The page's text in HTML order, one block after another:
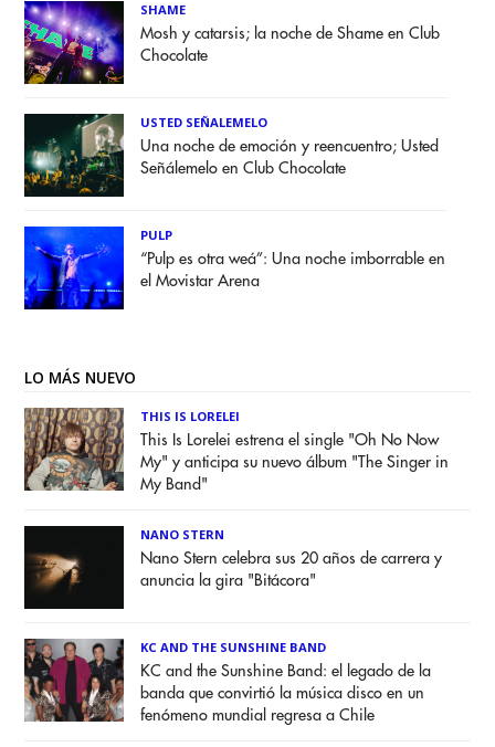
SHAME
Mosh y catarsis; la noche de Shame en Club
Chocolate
USTED SEÑALEMELO
Una noche de emoción y reencuentro; Usted
Señálemelo en Club Chocolate
PULP
“Pulp es otra weá”: Una noche imborrable en
el Movistar Arena
LO MÁS NUEVO
THIS IS LORELEI
This Is Lorelei estrena el single "Oh No Now
My" y anticipa su nuevo álbum "The Singer in
My Band"
NANO STERN
Nano Stern celebra sus 20 años de carrera y
anuncia la gira "Bitácora"
KC AND THE SUNSHINE BAND
KC and the Sunshine Band: el legado de la
banda que convirtió la música disco en un
fenómeno mundial regresa a Chile